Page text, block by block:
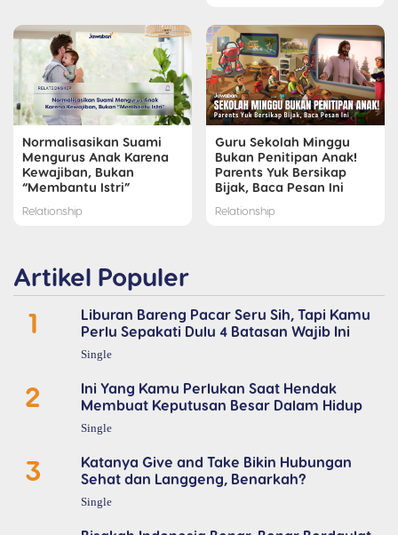
Normalisasikan Suami
Mengurus Anak Karena
Kewajiban, Bukan
“Membantu Istri”
Relationship
Guru Sekolah Minggu
Bukan Penitipan Anak!
Parents Yuk Bersikap
Bijak, Baca Pesan Ini
Relationship
Artikel Populer
1
Liburan Bareng Pacar Seru Sih, Tapi Kamu
Perlu Sepakati Dulu 4 Batasan Wajib Ini
Single
2
Ini Yang Kamu Perlukan Saat Hendak
Membuat Keputusan Besar Dalam Hidup
Single
3
Katanya Give and Take Bikin Hubungan
Sehat dan Langgeng, Benarkah?
Single